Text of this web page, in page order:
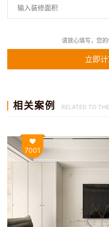
请放心填写，您
相关案例 RELATED TO
7001